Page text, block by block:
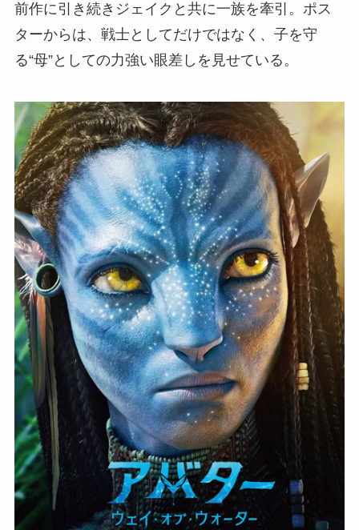
前作に引き続きジェイクと共に一族を牽引。ポス
ターからは、戦士としてだけではなく、子を守
る“母”としての力強い眼差しを見せている。